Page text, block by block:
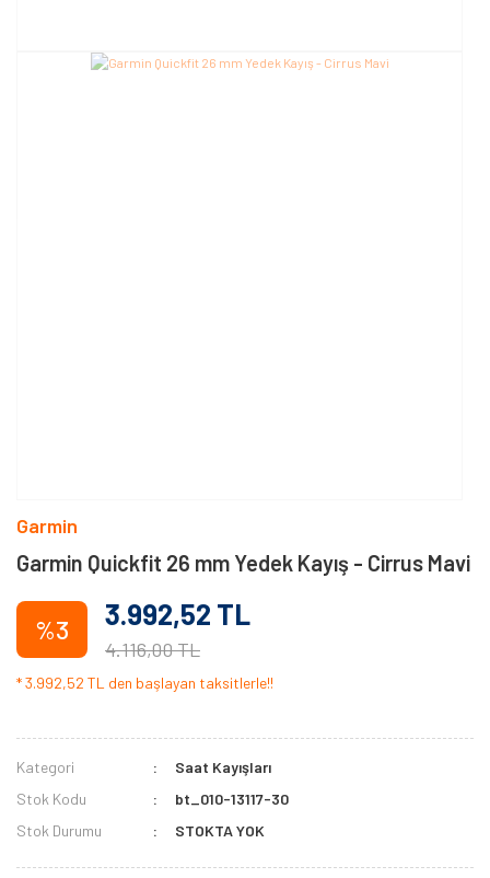
Garmin
Garmin Quickfit 26 mm Yedek Kayış - Cirrus Mavi
%3 3.992,52 TL
4.116,00 TL
* 3.992,52 TL den başlayan taksitlerle!!
Kategori
Saat Kayışları
Stok Kodu
bt_010-13117-30
Stok Durumu
STOKTA YOK